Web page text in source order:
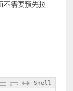
不需要预先拉
Shell